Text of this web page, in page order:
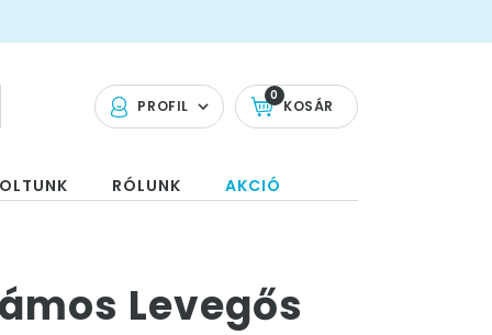
PROFIL KOSÁR
0
RÓLUNK AKCIÓ
Levegős